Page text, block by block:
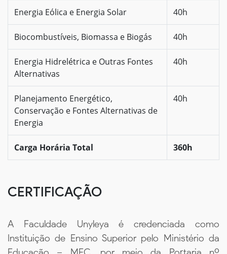
Energia Eólica e Energia Solar 40h
Biocombustíveis, Biomassa e Biogás 40h
Energia Hidrelétrica e Outras Fontes
Alternativas
40h
Planejamento Energético,
Conservação e Fontes Alternativas de
Energia
40h
Carga Horária Total 360h
CERTIFICAÇÃO
A Faculdade Unyleya é credenciada como
Instituição de Ensino Superior pelo Ministério da